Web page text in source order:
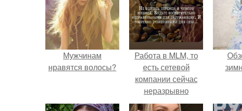
Мужчинам
нравятся волосы?
Работа в MLM, то
есть сетевой
компании сейчас
неразрывно
связана с создание